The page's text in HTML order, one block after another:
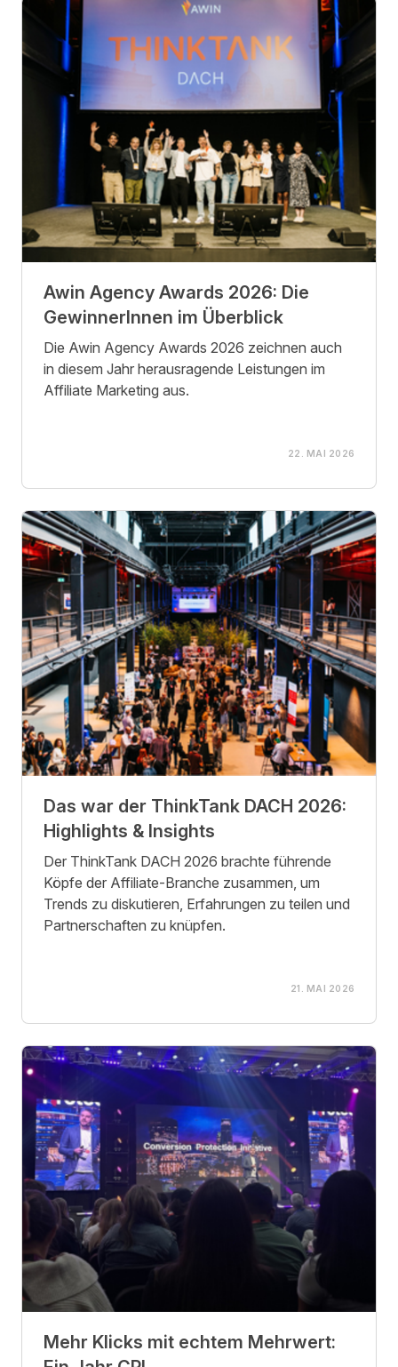
Awin Agency Awards 2026: Die
GewinnerInnen im Überblick
Die Awin Agency Awards 2026 zeichnen auch
in diesem Jahr herausragende Leistungen im
Affiliate Marketing aus.
22. MAI 2026
Das war der ThinkTank DACH 2026:
Highlights & Insights
Der ThinkTank DACH 2026 brachte führende
Köpfe der Affiliate-Branche zusammen, um
Trends zu diskutieren, Erfahrungen zu teilen und
Partnerschaften zu knüpfen.
21. MAI 2026
Mehr Klicks mit echtem Mehrwert: